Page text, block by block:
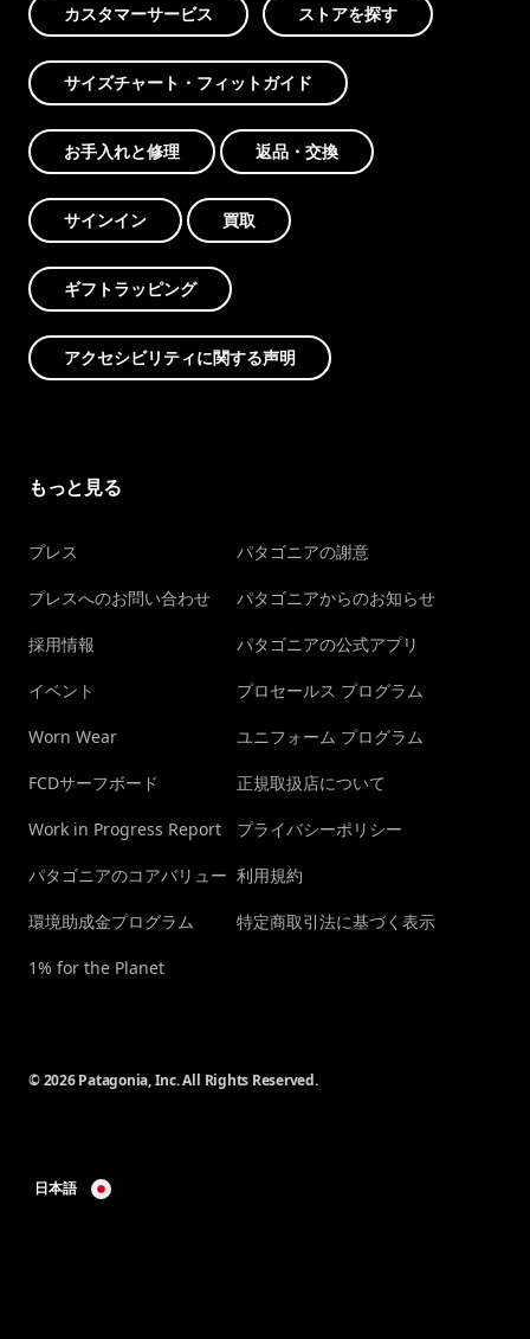
カスタマーサービス ストアを探す
サイズチャート・フィットガイド
お手入れと修理 返品・交換
サインイン 買取
ギフトラッピング
アクセシビリティに関する声明
もっと見る
プレス
プレスへのお問い合わせ
採用情報
イベント
Worn Wear
FCDサーフボード
Work in Progress Report
パタゴニアのコアバリュー
環境助成金プログラム
1% for the Planet
パタゴニアの謝意
パタゴニアからのお知らせ
パタゴニアの公式アプリ
プロセールス プログラム
ユニフォーム プログラム
正規取扱店について
プライバシーポリシー
利用規約
特定商取引法に基づく表示
© 2026 Patagonia, Inc. All Rights Reserved.
日本語